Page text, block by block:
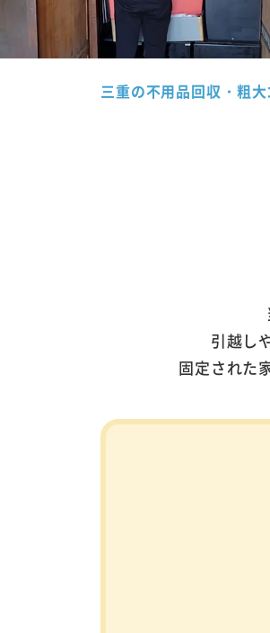
三重の不用品回収・粗
引越し
固定された